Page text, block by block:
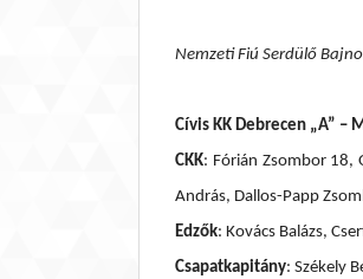
Nemzeti Fiú Serdülő
Cívis KK Debrecen „A” –
CKK: Fórián Zsombor 18,
András, Dallos-Papp
Edzők: Kovács Balázs,
Csapatkapitány: Székely